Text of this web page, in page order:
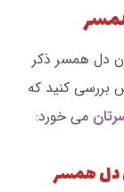
دل همسر ذکر
بررسی کنید که
می خورد:
دل همسر